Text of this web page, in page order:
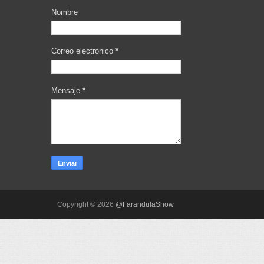
Nombre
Correo electrónico *
Mensaje *
Copyright © 2026 @FarandulaShow